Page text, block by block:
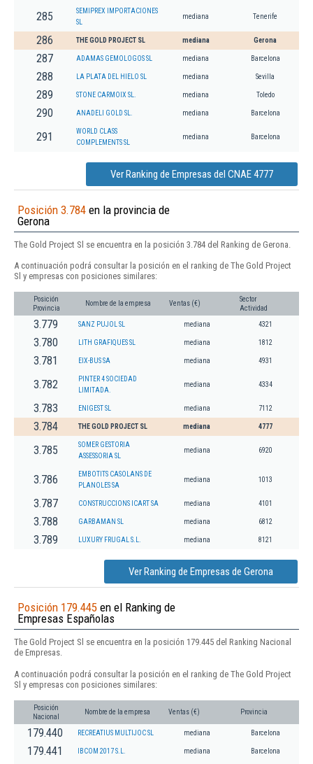
285
SEMIPREX IMPORTACIONES
SL
mediana Tenerife
286 THE GOLD PROJECT SL mediana Gerona
287 ADAMAS GEMOLOGOS SL mediana Barcelona
288 LA PLATA DEL HIELO SL mediana Sevilla
289 STONE CARMOIX SL. mediana Toledo
290 ANADELI GOLD SL. mediana Barcelona
291
WORLD CLASS
COMPLEMENTS SL
mediana Barcelona
Ver Ranking de Empresas del CNAE 4777
Posición 3.784 en la provincia de
Gerona
The Gold Project Sl se encuentra en la posición 3.784 del Ranking de Gerona.
A continuación podrá consultar la posición en el ranking de The Gold Project
Sl y empresas con posiciones similares:
Posición
Provincia
Nombre de la empresa Ventas (€)
Sector
Actividad
3.779 SANZ PUJOL SL mediana 4321
3.780 LITH GRAFIQUES SL mediana 1812
3.781 EIX-BUS SA mediana 4931
3.782
PINTER 4 SOCIEDAD
LIMITADA.
mediana 4334
3.783 ENIGEST SL mediana 7112
3.784 THE GOLD PROJECT SL mediana 4777
3.785
SOMER GESTORIA
ASSESSORIA SL
mediana 6920
3.786
EMBOTITS CASOLANS DE
PLANOLES SA
mediana 1013
3.787 CONSTRUCCIONS ICART SA mediana 4101
3.788 GARBAMAN SL mediana 6812
3.789 LUXURY FRUGAL S.L. mediana 8121
Ver Ranking de Empresas de Gerona
Posición 179.445 en el Ranking de
Empresas Españolas
The Gold Project Sl se encuentra en la posición 179.445 del Ranking Nacional
de Empresas.
A continuación podrá consultar la posición en el ranking de The Gold Project
Sl y empresas con posiciones similares:
Posición
Nacional
Nombre de la empresa Ventas (€) Provincia
179.440 RECREATIUS MULTIJOC SL mediana Barcelona
179.441 IBCOM 2017 S.L. mediana Barcelona